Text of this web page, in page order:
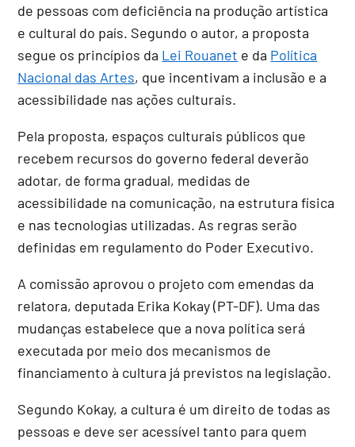
de pessoas com deficiência na produção artística
e cultural do país. Segundo o autor, a proposta
segue os princípios da Lei Rouanet e da Política
Nacional das Artes, que incentivam a inclusão e a
acessibilidade nas ações culturais.
Pela proposta, espaços culturais públicos que
recebem recursos do governo federal deverão
adotar, de forma gradual, medidas de
acessibilidade na comunicação, na estrutura física
e nas tecnologias utilizadas. As regras serão
definidas em regulamento do Poder Executivo.
A comissão aprovou o projeto com emendas da
relatora, deputada Erika Kokay (PT-DF). Uma das
mudanças estabelece que a nova política será
executada por meio dos mecanismos de
financiamento à cultura já previstos na legislação.
Segundo Kokay, a cultura é um direito de todas as
pessoas e deve ser acessível tanto para quem